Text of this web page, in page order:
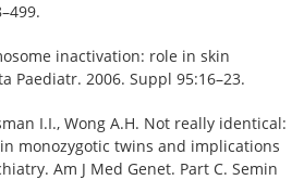
inactivation: role in skin
Paediatr. 2006. Suppl 95:16–23.
I.I., Wong A.H. Not really identical:
monozygotic twins and implications
Am J Med Genet. Part C. Semin